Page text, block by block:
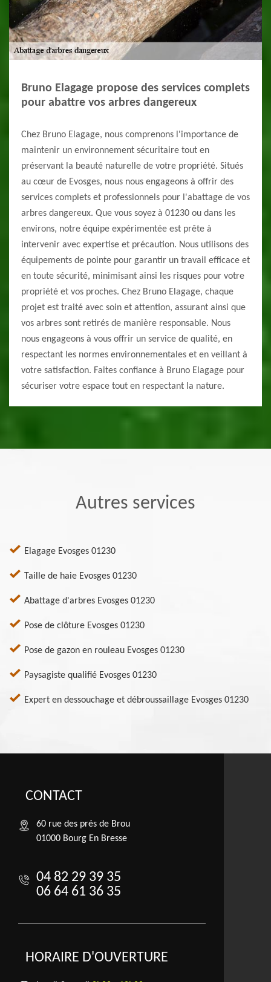
Bruno Elagage propose des services complets
pour abattre vos arbres dangereux
Chez Bruno Elagage, nous comprenons l'importance de
maintenir un environnement sécuritaire tout en
préservant la beauté naturelle de votre propriété. Situés
au cœur de Evosges, nous nous engageons à offrir des
services complets et professionnels pour l'abattage de vos
arbres dangereux. Que vous soyez à 01230 ou dans les
environs, notre équipe expérimentée est prête à
intervenir avec expertise et précaution. Nous utilisons des
équipements de pointe pour garantir un travail efficace et
en toute sécurité, minimisant ainsi les risques pour votre
propriété et vos proches. Chez Bruno Elagage, chaque
projet est traité avec soin et attention, assurant ainsi que
vos arbres sont retirés de manière responsable. Nous
nous engageons à vous offrir un service de qualité, en
respectant les normes environnementales et en veillant à
votre satisfaction. Faites confiance à Bruno Elagage pour
sécuriser votre espace tout en respectant la nature.
Autres services
Elagage Evosges 01230
Taille de haie Evosges 01230
Abattage d'arbres Evosges 01230
Pose de clôture Evosges 01230
Pose de gazon en rouleau Evosges 01230
Paysagiste qualifié Evosges 01230
Expert en dessouchage et débroussaillage Evosges 01230
CONTACT
60 rue des prés de Brou
01000 Bourg En Bresse
04 82 29 39 35
06 64 61 36 35
HORAIRE D'OUVERTURE